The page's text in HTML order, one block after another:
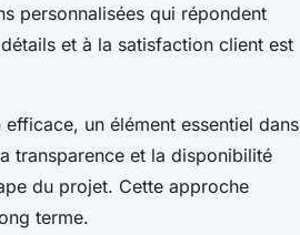
personnalisées qui répondent
et à la satisfaction client est
un élément essentiel dans
transparence et la disponibilité
du projet. Cette approche
terme.